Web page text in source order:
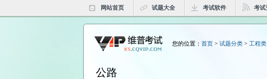
网站首页 试题大全 考试软件 考试
您的位置： 首页 > 试题分类 > 工程类
公路